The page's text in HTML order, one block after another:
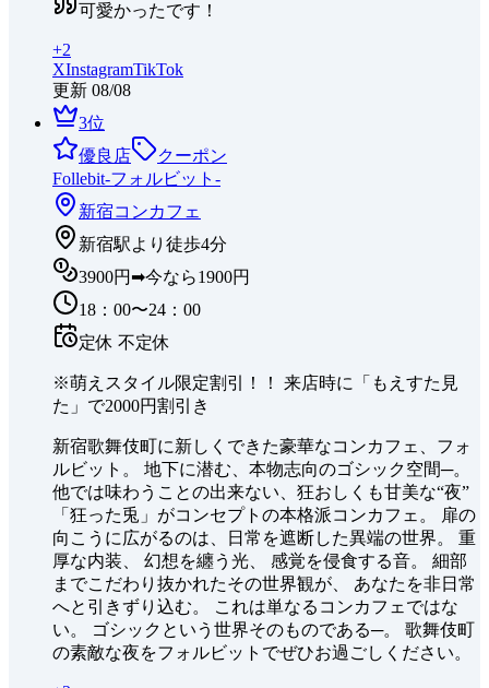
可愛かったです！
+2
XInstagramTikTok
更新 08/08
3位
優良店
クーポン
Follebit-フォルビット-
新宿コンカフェ
新宿駅より徒歩4分
3900円➡今なら1900円
18：00〜24：00
定休 不定休
※萌えスタイル限定割引！！ 来店時に「もえすた見
た」で2000円割引き
新宿歌舞伎町に新しくできた豪華なコンカフェ、フォ
ルビット。 地下に潜む、本物志向のゴシック空間─。
他では味わうことの出来ない、狂おしくも甘美な“夜”
「狂った兎」がコンセプトの本格派コンカフェ。 扉の
向こうに広がるのは、日常を遮断した異端の世界。 重
厚な内装、 幻想を纏う光、 感覚を侵食する音。 細部
までこだわり抜かれたその世界観が、 あなたを非日常
へと引きずり込む。 これは単なるコンカフェではな
い。 ゴシックという世界そのものである─。 歌舞伎町
の素敵な夜をフォルビットでぜひお過ごしください。